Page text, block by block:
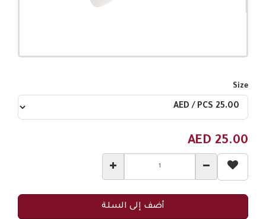
Size
25.00
أضف إلى السلة